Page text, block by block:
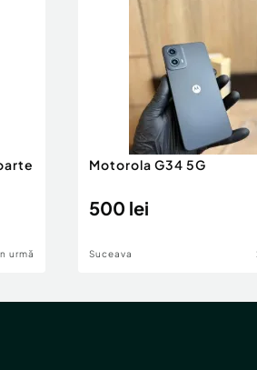
urmă
Motorola G34 5G
500 lei
Suceava